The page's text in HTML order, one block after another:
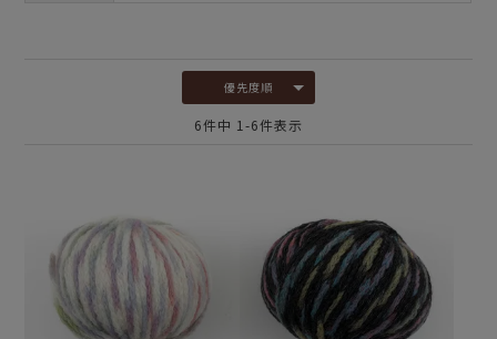
優先度順
6件中 1 -6件表示